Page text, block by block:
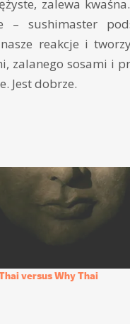
zalewa
– sushimaster
reakcje i
zalanego sosami i
Jest dobrze.
versus Why Thai